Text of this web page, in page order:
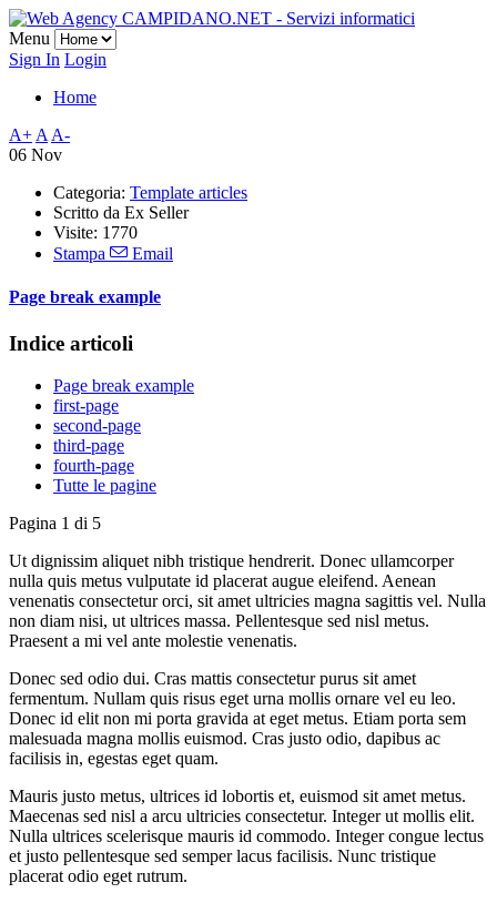
Menu
Sign In Login
Home
A+ A A-
06 Nov
Categoria: Template articles
Scritto da Ex Seller
Visite: 1770
Stampa
Email
Page break example
Indice articoli
Page break example
first-page
second-page
third-page
fourth-page
Tutte le pagine
Pagina 1 di 5
Ut dignissim aliquet nibh tristique hendrerit. Donec ullamcorper
nulla quis metus vulputate id placerat augue eleifend. Aenean
venenatis consectetur orci, sit amet ultricies magna sagittis vel. Nulla
non diam nisi, ut ultrices massa. Pellentesque sed nisl metus.
Praesent a mi vel ante molestie venenatis.
Donec sed odio dui. Cras mattis consectetur purus sit amet
fermentum. Nullam quis risus eget urna mollis ornare vel eu leo.
Donec id elit non mi porta gravida at eget metus. Etiam porta sem
malesuada magna mollis euismod. Cras justo odio, dapibus ac
facilisis in, egestas eget quam.
Mauris justo metus, ultrices id lobortis et, euismod sit amet metus.
Maecenas sed nisl a arcu ultricies consectetur. Integer ut mollis elit.
Nulla ultrices scelerisque mauris id commodo. Integer congue lectus
et justo pellentesque sed semper lacus facilisis. Nunc tristique
placerat odio eget rutrum.